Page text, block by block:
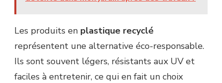
Les produits en plastique recyclé
représentent une alternative éco-responsable.
Ils sont souvent légers, résistants aux UV et
faciles à entretenir, ce qui en fait un choix